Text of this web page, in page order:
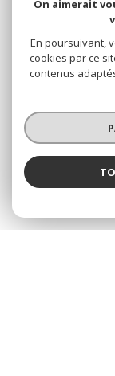
On aimerait
En poursuivant,
cookies par ce
contenus